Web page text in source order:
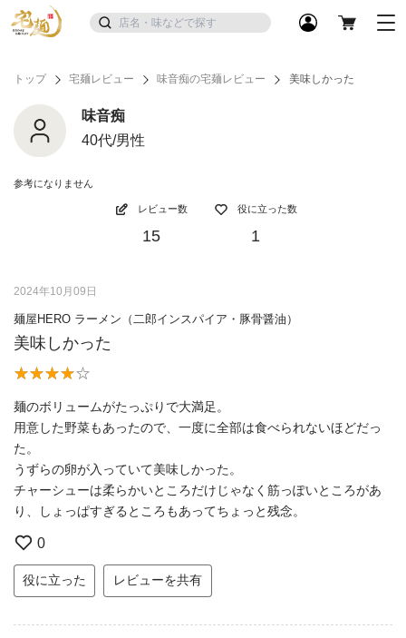
トップ 宅麺レビュー 味音痴の宅麺レビュー 美味しかった
味音痴
40代/男性
参考になりません
レビュー数
15
役に立った数
1
2024年10月09日
麺屋HERO ラーメン（二郎インスパイア・豚骨醤油）
美味しかった
麺のボリュームがたっぷりで大満足。
用意した野菜もあったので、一度に全部は食べられないほどだっ
た。
うずらの卵が入っていて美味しかった。
チャーシューは柔らかいところだけじゃなく筋っぽいところがあ
り、しょっぱすぎるところもあってちょっと残念。
0
役に立った レビューを共有